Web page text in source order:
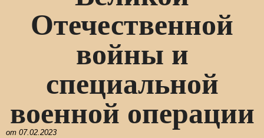
Отечественной
войны и
специальной
военной операции
от 07.02.2023